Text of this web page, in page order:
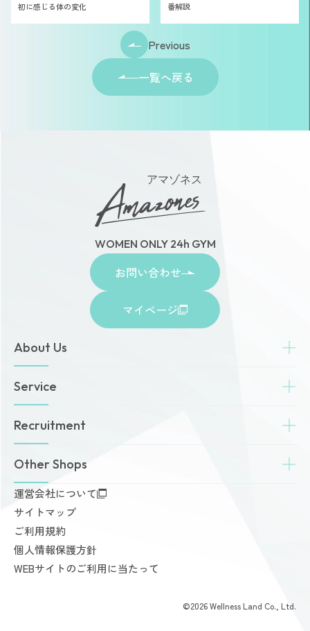
初に感じる体の変化
番解説
Previous
一覧へ戻る
アマゾネス
WOMEN ONLY 24h GYM
お問い合わせ
マイページ
About Us
お知らせ
店舗一覧
ご予約から無料体験・見学までの流れ
料金案内
入会手続きのご案内
お支払いについて
よくあるご質問
会員様からいただいた声
Service
Amazonesのパーソナルトレーニング
AI姿勢診断・改善
Recruitment
Other Shops
完全個室PRIVATE GYM Highness
24時間ジム Amazones & Hercules
AMAZONES ONLINE SHOP
運営会社について
サイトマップ
ご利用規約
個人情報保護方針
WEBサイトのご利用に当たって
©2026 Wellness Land Co., Ltd.